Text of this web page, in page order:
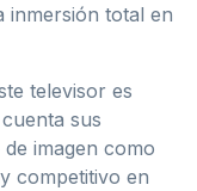
inmersión total en
televisor es
sus
imagen como
competitivo en